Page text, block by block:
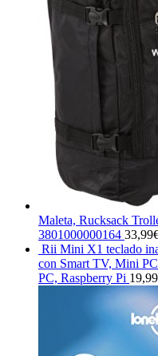
Maleta, Rucksack
3801000000164 33,99
Rii Mini X1 teclado
con Smart TV, Mini
PC, Raspberry Pi 19,99